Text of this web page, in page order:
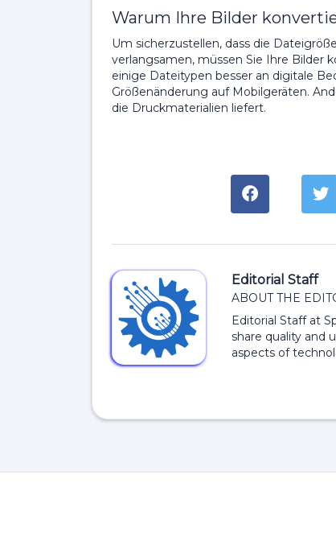
Warum Ihre Bilder
Um sicherzustellen, dass die
verlangsamen, müssen Sie Ihre Bilder
einige Dateitypen besser an digitale
Größenänderung auf Mobilgeräten.
die Druckmaterialien liefert.
Editorial Staff
ABOUT THE
Editorial Staff at
share quality and
aspects of